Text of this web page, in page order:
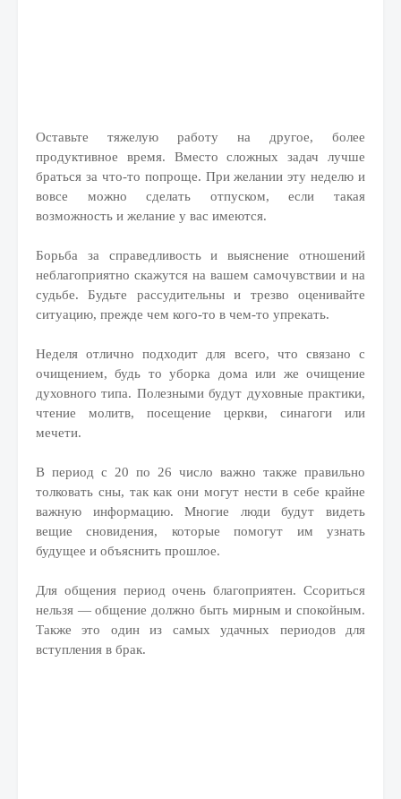
Оставьте тяжелую работу на другое, более
продуктивное время. Вместо сложных задач лучше
браться за что-то попроще. При желании эту неделю и
вовсе можно сделать отпуском, если такая
возможность и желание у вас имеются.
Борьба за справедливость и выяснение отношений
неблагоприятно скажутся на вашем самочувствии и на
судьбе. Будьте рассудительны и трезво оценивайте
ситуацию, прежде чем кого-то в чем-то упрекать.
Неделя отлично подходит для всего, что связано с
очищением, будь то уборка дома или же очищение
духовного типа. Полезными будут духовные практики,
чтение молитв, посещение церкви, синагоги или
мечети.
В период с 20 по 26 число важно также правильно
толковать сны, так как они могут нести в себе крайне
важную информацию. Многие люди будут видеть
вещие сновидения, которые помогут им узнать
будущее и объяснить прошлое.
Для общения период очень благоприятен. Ссориться
нельзя — общение должно быть мирным и спокойным.
Также это один из самых удачных периодов для
вступления в брак.